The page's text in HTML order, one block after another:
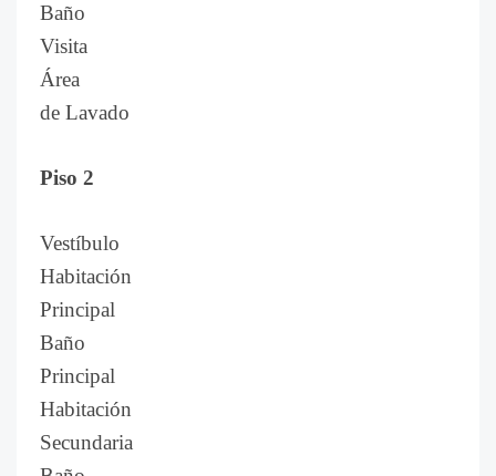
Baño
Visita
Área
de Lavado
Piso 2
Vestíbulo
Habitación
Principal
Baño
Principal
Habitación
Secundaria